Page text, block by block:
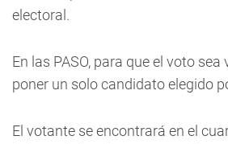
electoral.
En las PASO, para que el voto
poner un solo candidato elegido
El votante se encontrará en el